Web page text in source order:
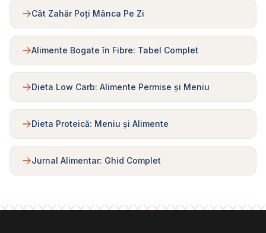
Cât Zahăr Poți Mânca Pe Zi
Alimente Bogate în Fibre: Tabel Complet
Dieta Low Carb: Alimente Permise și Meniu
Dieta Proteică: Meniu și Alimente
Jurnal Alimentar: Ghid Complet